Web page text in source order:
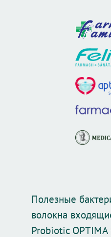
Полезные
волокна
Probiotic OPTIMA